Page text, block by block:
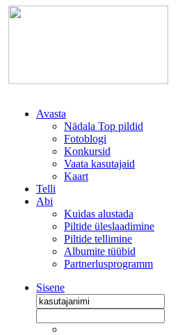
Avasta
Nädala Top pildid
Fotoblogi
Konkursid
Vaata kasutajaid
Kaart
Telli
Abi
Kuidas alustada
Piltide üleslaadimine
Piltide tellimine
Albumite tüübid
Partnerlusprogramm
Sisene